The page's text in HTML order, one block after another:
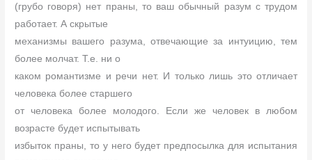
(грубо говоря) нет праны, то ваш обычный разум с трудом
работает. А скрытые
механизмы вашего разума, отвечающие за интуицию, тем
более молчат. Т.е. ни о
каком романтизме и речи нет. И только лишь это отличает
человека более старшего
от человека более молодого. Если же человек в любом
возрасте будет испытывать
избыток праны, то у него будет предпосылка для испытания